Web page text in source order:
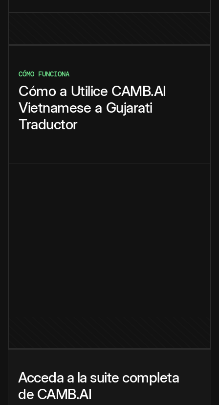
CÓMO FUNCIONA
Cómo a Utilice CAMB.AI
Vietnamese a Gujarati
Traductor
Acceda a la suite completa
de CAMB.AI